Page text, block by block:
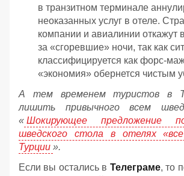
в транзитном терминале
неоказанных услуг в отеле.
компании и авиалинии откажут
за «сгоревшие» ночи, так как
классифицируется как форс-
«экономия» обернется чистым
А тем временем туристов в
лишить привычного всем
« Шокирующее предложение
шведского стола в отелях
Турции ».
Если вы остались в Телеграме, то